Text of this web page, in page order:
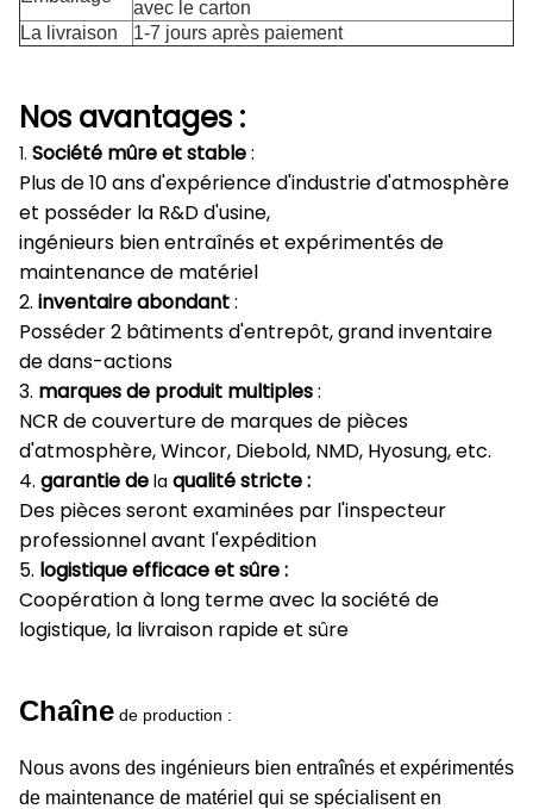
avec le carton
La livraison
1-7 jours après paiement
Nos avantages :
1. Société mûre et stable:
Plus de 10 ans d'expérience d'industrie d'atmosphère
et posséder la R&D d'usine,
ingénieurs bien entraînés et expérimentés de
maintenance de matériel
2. inventaire abondant:
Posséder 2 bâtiments d'entrepôt, grand inventaire
de dans-actions
3. marques de produit multiples:
NCR de couverture de marques de pièces
d'atmosphère, Wincor, Diebold, NMD, Hyosung, etc.
4. garantie de la qualité stricte :
Des pièces seront examinées par l'inspecteur
professionnel avant l'expédition
5. logistique efficace et sûre :
Coopération à long terme avec la société de
logistique, la livraison rapide et sûre
Chaîne de production :
Nous avons des ingénieurs bien entraînés et expérimentés
de maintenance de matériel qui se spécialisent en